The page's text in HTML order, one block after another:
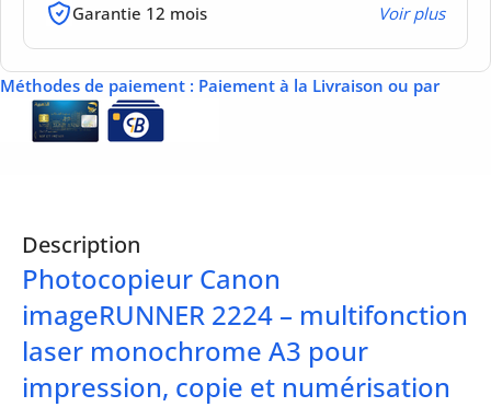
Garantie 12 mois Voir plus
Méthodes de paiement : Paiement à la Livraison ou par
Description
Photocopieur Canon
imageRUNNER 2224 – multifonction
laser monochrome A3 pour
impression, copie et numérisation